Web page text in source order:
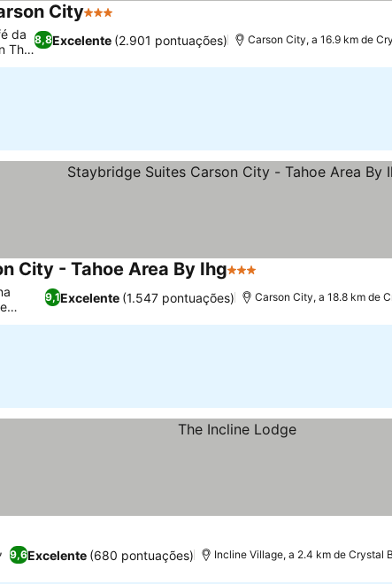
City3 Estrelas
8,8Excelente (2.901 pontuações)
da
The
Carson City, a 16.9 km de
City - Tahoe Area By Ihg3 Estrelas
9,1Excelente (1.547 pontuações) Carson City, a 18.8 km de
9,6Excelente (680 pontuações) Incline Village, a 2.4 km de Crystal